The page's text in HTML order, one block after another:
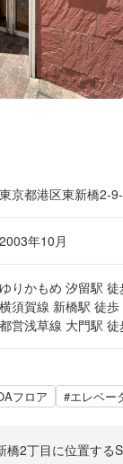
東京都港区東新橋2-
2003年10月
ゆりかもめ 汐留駅
横須賀線 新橋駅 徒歩
都営浅草線 大門駅
フロア #エレベー
橋2丁目に位置す